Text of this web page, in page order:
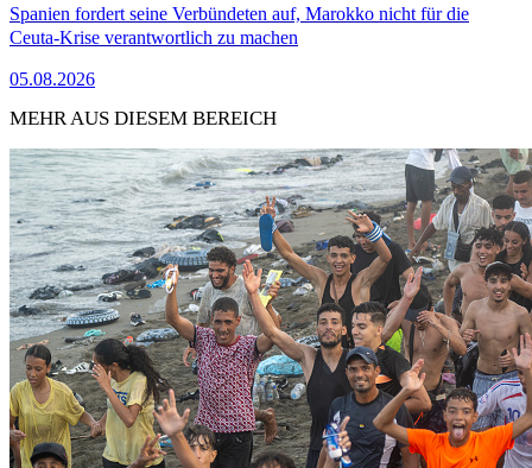
Spanien fordert seine Verbündeten auf, Marokko nicht für die
Ceuta-Krise verantwortlich zu machen
05.08.2026
MEHR AUS DIESEM BEREICH